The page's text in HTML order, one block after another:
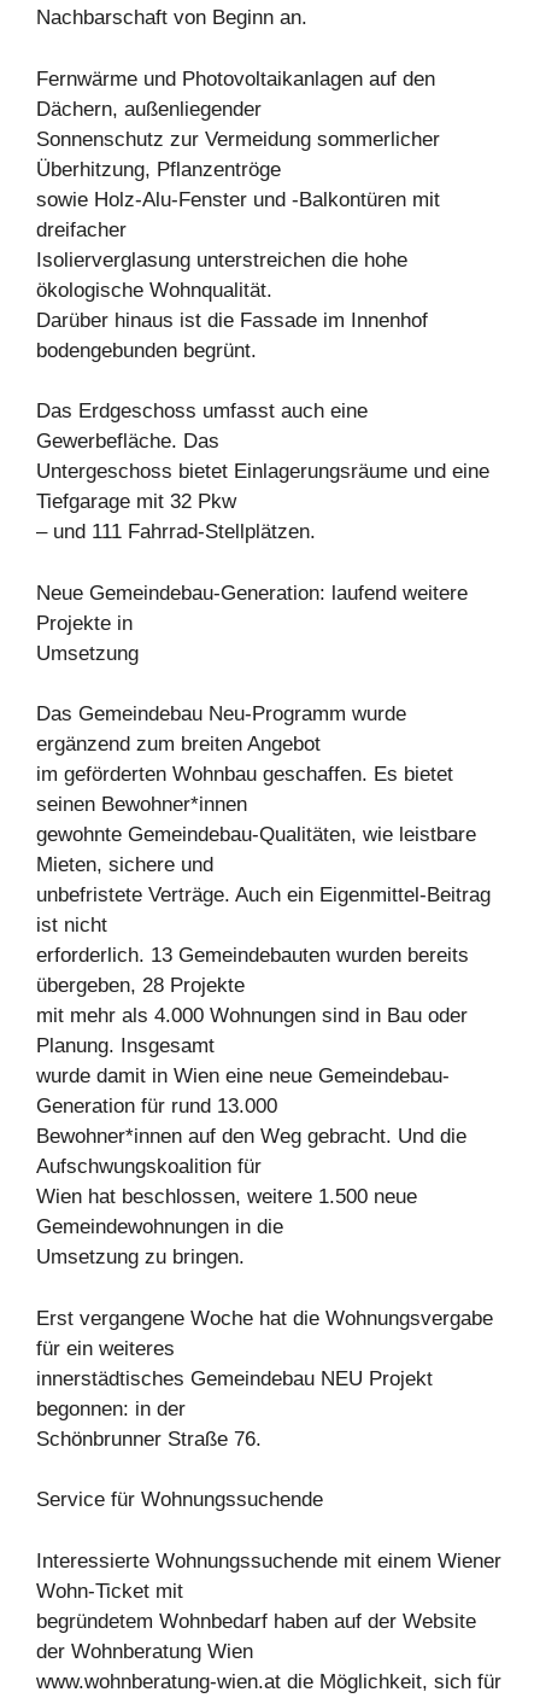
Nachbarschaft von Beginn an.
Fernwärme und Photovoltaikanlagen auf den
Dächern, außenliegender
Sonnenschutz zur Vermeidung sommerlicher
Überhitzung, Pflanzentröge
sowie Holz-Alu-Fenster und -Balkontüren mit
dreifacher
Isolierverglasung unterstreichen die hohe
ökologische Wohnqualität.
Darüber hinaus ist die Fassade im Innenhof
bodengebunden begrünt.
Das Erdgeschoss umfasst auch eine
Gewerbefläche. Das
Untergeschoss bietet Einlagerungsräume und eine
Tiefgarage mit 32 Pkw
– und 111 Fahrrad-Stellplätzen.
Neue Gemeindebau-Generation: laufend weitere
Projekte in
Umsetzung
Das Gemeindebau Neu-Programm wurde
ergänzend zum breiten Angebot
im geförderten Wohnbau geschaffen. Es bietet
seinen Bewohner*innen
gewohnte Gemeindebau-Qualitäten, wie leistbare
Mieten, sichere und
unbefristete Verträge. Auch ein Eigenmittel-Beitrag
ist nicht
erforderlich. 13 Gemeindebauten wurden bereits
übergeben, 28 Projekte
mit mehr als 4.000 Wohnungen sind in Bau oder
Planung. Insgesamt
wurde damit in Wien eine neue Gemeindebau-
Generation für rund 13.000
Bewohner*innen auf den Weg gebracht. Und die
Aufschwungskoalition für
Wien hat beschlossen, weitere 1.500 neue
Gemeindewohnungen in die
Umsetzung zu bringen.
Erst vergangene Woche hat die Wohnungsvergabe
für ein weiteres
innerstädtisches Gemeindebau NEU Projekt
begonnen: in der
Schönbrunner Straße 76.
Service für Wohnungssuchende
Interessierte Wohnungssuchende mit einem Wiener
Wohn-Ticket mit
begründetem Wohnbedarf haben auf der Website
der Wohnberatung Wien
www.wohnberatung-wien.at die Möglichkeit, sich für